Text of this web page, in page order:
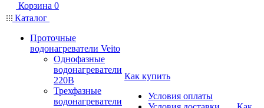
Корзина 0
Каталог
Проточные
водонагреватели Veito
Однофазные
водонагреватели
220В
Трехфазные
водонагреватели
Как купить
Условия оплаты